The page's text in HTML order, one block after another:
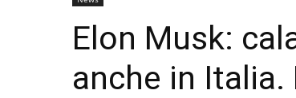
Elon Musk:
anche in